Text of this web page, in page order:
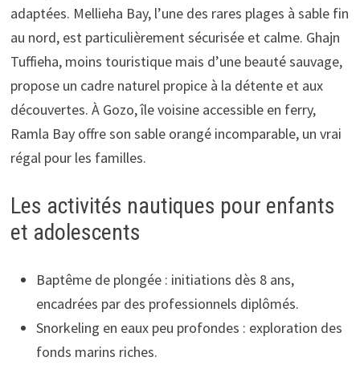
adaptées. Mellieha Bay, l’une des rares plages à sable fin
au nord, est particulièrement sécurisée et calme. Ghajn
Tuffieha, moins touristique mais d’une beauté sauvage,
propose un cadre naturel propice à la détente et aux
découvertes. À Gozo, île voisine accessible en ferry,
Ramla Bay offre son sable orangé incomparable, un vrai
régal pour les familles.
Les activités nautiques pour enfants
et adolescents
Baptême de plongée : initiations dès 8 ans,
encadrées par des professionnels diplômés.
Snorkeling en eaux peu profondes : exploration des
fonds marins riches.